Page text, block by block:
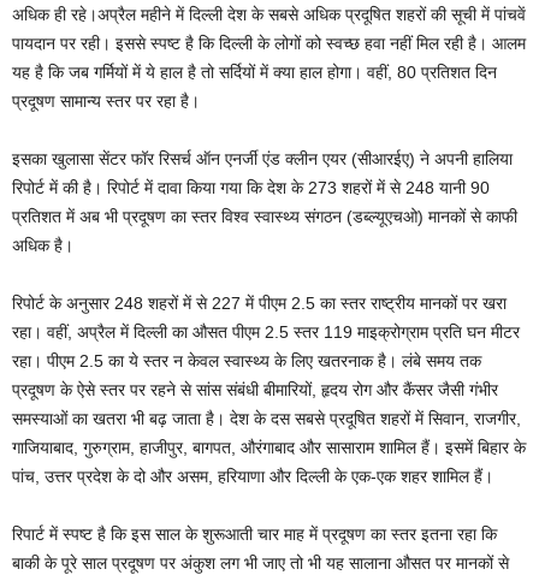
अधिक ही रहे।अप्रैल महीने में दिल्ली देश के सबसे अधिक प्रदूषित शहरों की सूची में पांचवें
पायदान पर रही। इससे स्पष्ट है कि दिल्ली के लोगों को स्वच्छ हवा नहीं मिल रही है। आलम
यह है कि जब गर्मियों में ये हाल है तो सर्दियों में क्या हाल होगा। वहीं, 80 प्रतिशत दिन
प्रदूषण सामान्य स्तर पर रहा है।
इसका खुलासा सेंटर फॉर रिसर्च ऑन एनर्जी एंड क्लीन एयर (सीआरईए) ने अपनी हालिया
रिपोर्ट में की है। रिपोर्ट में दावा किया गया कि देश के 273 शहरों में से 248 यानी 90
प्रतिशत में अब भी प्रदूषण का स्तर विश्व स्वास्थ्य संगठन (डब्ल्यूएचओ) मानकों से काफी
अधिक है।
रिपोर्ट के अनुसार 248 शहरों में से 227 में पीएम 2.5 का स्तर राष्ट्रीय मानकों पर खरा
रहा। वहीं, अप्रैल में दिल्ली का औसत पीएम 2.5 स्तर 119 माइक्रोग्राम प्रति घन मीटर
रहा। पीएम 2.5 का ये स्तर न केवल स्वास्थ्य के लिए खतरनाक है। लंबे समय तक
प्रदूषण के ऐसे स्तर पर रहने से सांस संबंधी बीमारियों, हृदय रोग और कैंसर जैसी गंभीर
समस्याओं का खतरा भी बढ़ जाता है। देश के दस सबसे प्रदूषित शहरों में सिवान, राजगीर,
गाजियाबाद, गुरुग्राम, हाजीपुर, बागपत, औरंगाबाद और सासाराम शामिल हैं। इसमें बिहार के
पांच, उत्तर प्रदेश के दो और असम, हरियाणा और दिल्ली के एक-एक शहर शामिल हैं।
रिपार्ट में स्पष्ट है कि इस साल के शुरूआती चार माह में प्रदूषण का स्तर इतना रहा कि
बाकी के पूरे साल प्रदूषण पर अंकुश लग भी जाए तो भी यह सालाना औसत पर मानकों से